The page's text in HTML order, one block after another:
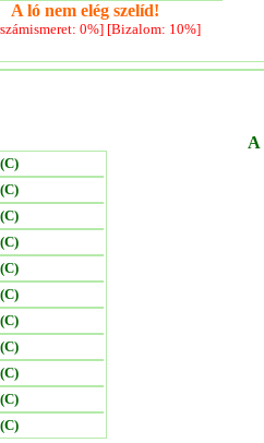
A ló nem elég szelíd!
0%] [Bizalom: 10%]
A